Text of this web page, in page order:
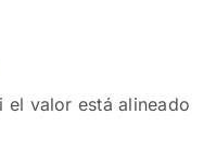
el valor está alineado